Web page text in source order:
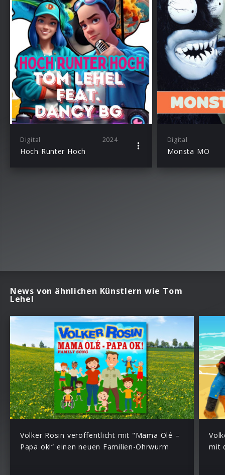
Digital 2024
Hoch Runter Hoch
Digital
Monsta MO
News von ähnlichen Künstlern wie Tom
Lehel
Volker Rosin veröffentlicht mit "Mama Olé –
Papa ok!“ einen neuen Familien-Ohrwurm
mit